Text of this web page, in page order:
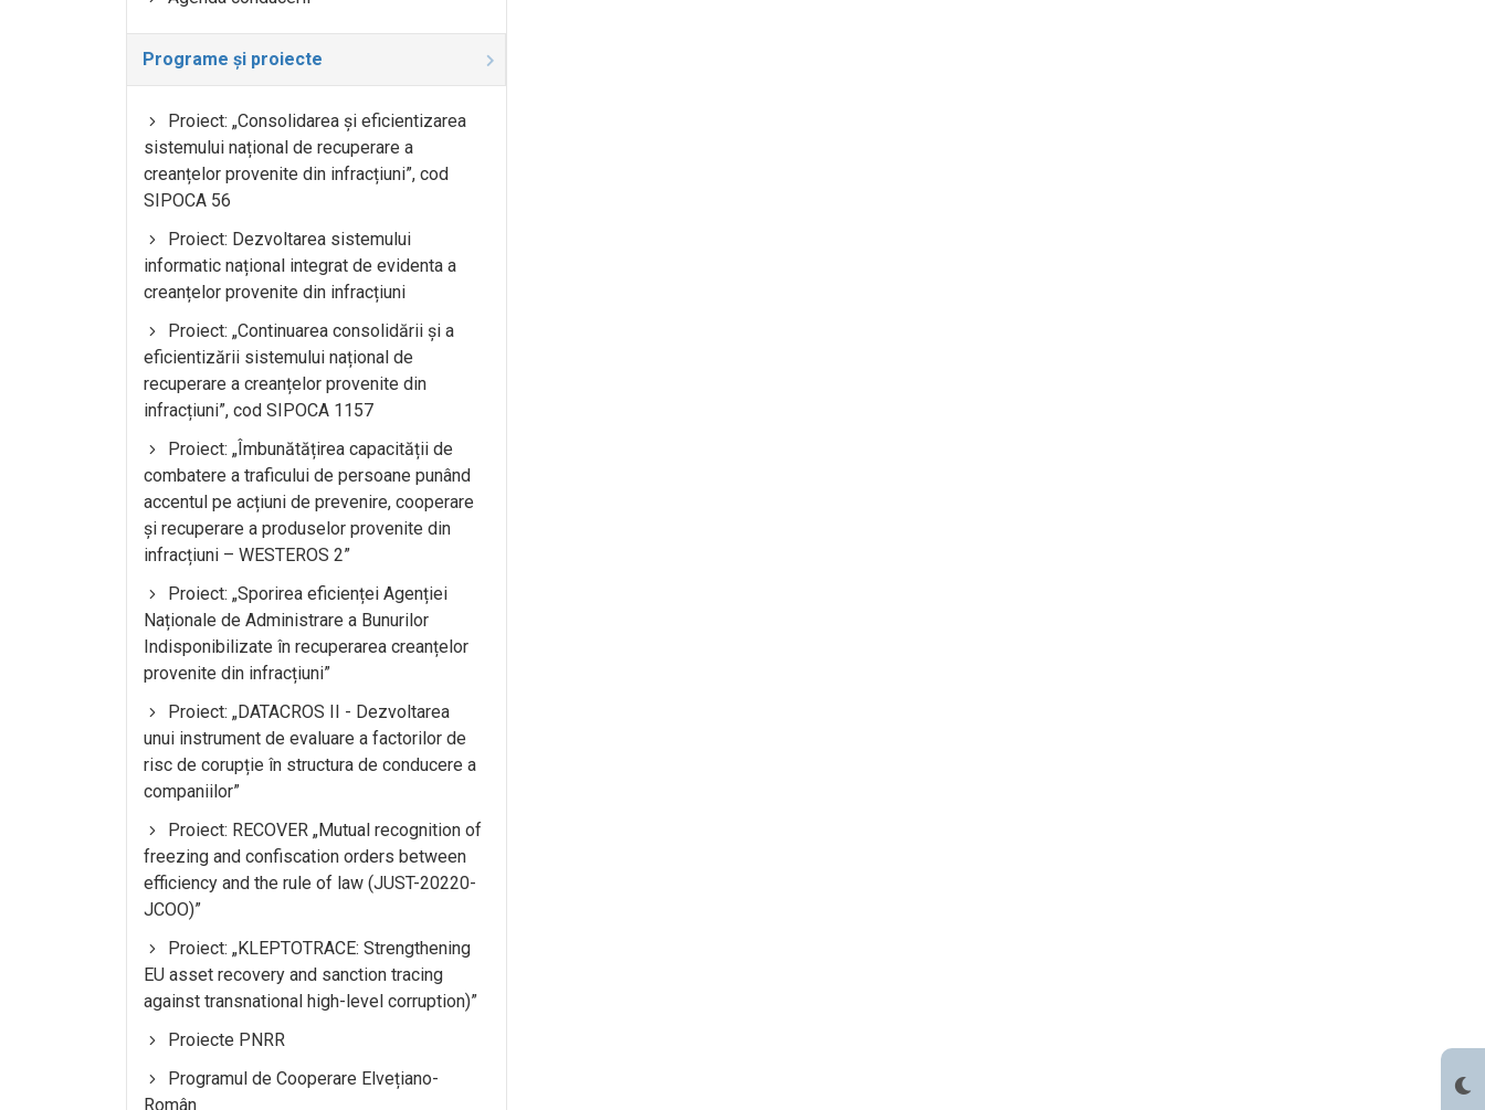
Programe și proiecte
Proiect: „Consolidarea și eficientizarea
sistemului național de recuperare a
creanțelor provenite din infracțiuni”, cod
SIPOCA 56
Proiect: Dezvoltarea sistemului
informatic național integrat de evidenta a
creanțelor provenite din infracțiuni
Proiect: „Continuarea consolidării și a
eficientizării sistemului național de
recuperare a creanțelor provenite din
infracțiuni”, cod SIPOCA 1157
Proiect: „Îmbunătățirea capacității de
combatere a traficului de persoane punând
accentul pe acțiuni de prevenire, cooperare
și recuperare a produselor provenite din
infracțiuni – WESTEROS 2”
Proiect: „Sporirea eficienței Agenției
Naționale de Administrare a Bunurilor
Indisponibilizate în recuperarea creanțelor
provenite din infracțiuni”
Proiect: „DATACROS II - Dezvoltarea
unui instrument de evaluare a factorilor de
risc de corupție în structura de conducere a
companiilor”
Proiect: RECOVER „Mutual recognition of
freezing and confiscation orders between
efficiency and the rule of law (JUST-20220-
JCOO)”
Proiect: „KLEPTOTRACE: Strengthening
EU asset recovery and sanction tracing
against transnational high-level corruption)”
Proiecte PNRR
Programul de Cooperare Elvețiano-
Român